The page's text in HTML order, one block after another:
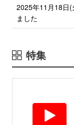
2025年11月18日(
ました
特集